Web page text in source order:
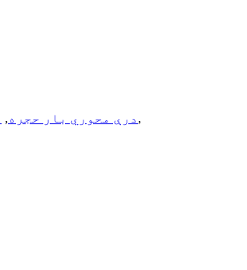
درې محوري بار حجره , ,